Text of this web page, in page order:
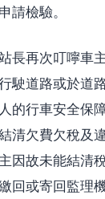
請檢驗。
長再次叮嚀車
駛道路或於道
的行車安全保
清欠費欠稅及
因故未能結清
回或寄回監理